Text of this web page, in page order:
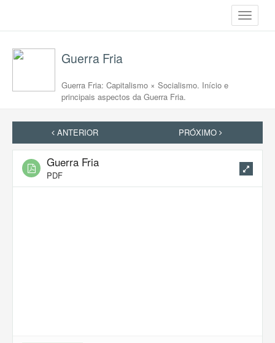
Toggle
Guerra Fria
Guerra Fria: Capitalismo × Socialismo. Início e
principais aspectos da Guerra Fria.
ANTERIOR PRÓXIMO
Guerra Fria
PDF